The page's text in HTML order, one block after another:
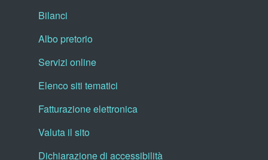
Bilanci
Albo pretorio
Servizi online
Elenco siti tematici
Fatturazione elettronica
Valuta il sito
Dichiarazione di accessibilità